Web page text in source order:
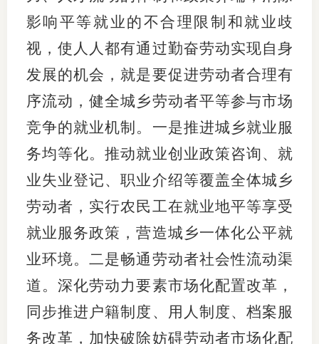
影响平等就业的不合理限制和就业歧
视，使人人都有通过勤奋劳动实现自身
发展的机会，就是要促进劳动者合理有
序流动，健全城乡劳动者平等参与市场
竞争的就业机制。一是推进城乡就业服
务均等化。推动就业创业政策咨询、就
业失业登记、职业介绍等覆盖全体城乡
劳动者，实行农民工在就业地平等享受
就业服务政策，营造城乡一体化公平就
业环境。二是畅通劳动者社会性流动渠
道。深化劳动力要素市场化配置改革，
同步推进户籍制度、用人制度、档案服
务改革，加快破除妨碍劳动者市场化配